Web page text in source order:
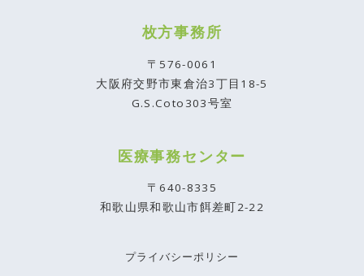
枚方事務所
〒576-0061
大阪府交野市東倉治3丁目18-5
G.S.Coto303号室
医療事務センター
〒640-8335
和歌山県和歌山市餌差町2-22
プライバシーポリシー